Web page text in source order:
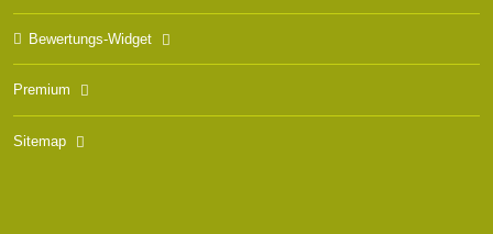
Bewertungs-Widget
Premium
Sitemap